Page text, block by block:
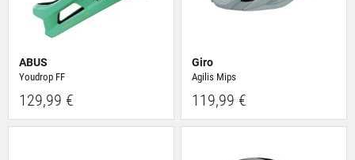
ABUS
Youdrop FF
129,99 €
Giro
Agilis Mips
119,99 €